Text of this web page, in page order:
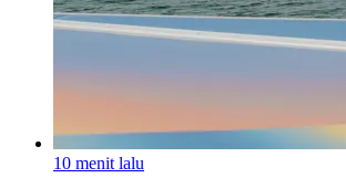
10 menit lalu